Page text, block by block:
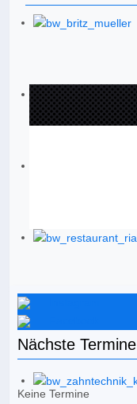
Nächste Termine
Keine Termine